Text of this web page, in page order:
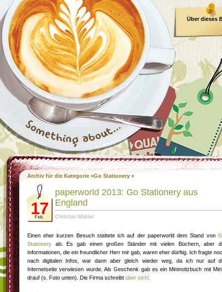
Über dieses
Archiv für die Kategorie »Go Stationery «
17
Feb.
paperworld 2013: Go Stationery aus
England
Christian Mähler
Einen eher kurzen Besuch stattete ich auf der paperworld dem Stand von
Stationery ab. Es gab einen großen Ständer mit vielen Büchern, aber
Informationen, die ein freundlicher Herr mir gab, waren eher dürftig. Ich fragte
nach digitalen Infos, war dann aber gleich wieder weg, da ich nur auf
Internetseite verwiesen wurde. Als Geschenk gab es ein Mininotizbuch mit
drauf (s. Foto unten). Die Firma schreibt über sich: